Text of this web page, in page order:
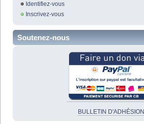
Identifiez-vous
Inscrivez-vous
Soutenez-nous
BULLETIN D'ADHÉSION